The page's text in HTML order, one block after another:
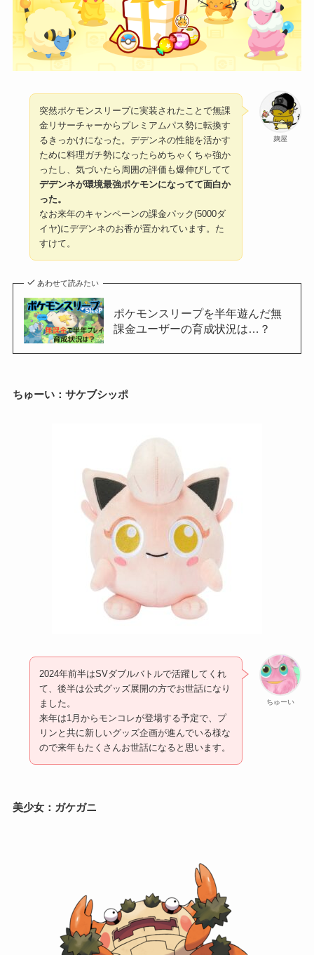
麹屋
突然ポケモンスリープに実装されたことで無課
金リサーチャーからプレミアムパス勢に転換す
るきっかけになった。デデンネの性能を活かす
ために料理ガチ勢になったらめちゃくちゃ強か
ったし、気づいたら周囲の評価も爆伸びしてて
デデンネが環境最強ポケモンになってて面白か
った。
なお来年のキャンペーンの課金パック(5000ダ
イヤ)にデデンネのお香が置かれています。た
すけて。
あわせて読みたい
ポケモンスリープを半年遊んだ無
課金ユーザーの育成状況は…？
ちゅーい：サケブシッポ
ちゅーい
2024年前半はSVダブルバトルで活躍してくれ
て、後半は公式グッズ展開の方でお世話になり
ました。
来年は1月からモンコレが登場する予定で、プ
リンと共に新しいグッズ企画が進んでいる様な
ので来年もたくさんお世話になると思います。
美少女： ガケガニ